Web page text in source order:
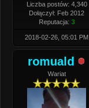
Liczba postów: 4,340
Dołączył: Feb 2012
Reputacja: 3
2018-02-26, 05:01 PM
romuald
Wariat